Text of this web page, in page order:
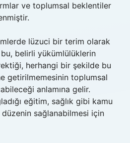
ve toplumsal beklentiler
lüzuci bir terim olarak
bu, belirli yükümlülüklerin
herhangi bir şekilde bu
getirilmemesinin toplumsal
anlamına gelir.
eğitim, sağlık gibi kamu
sağlanabilmesi için